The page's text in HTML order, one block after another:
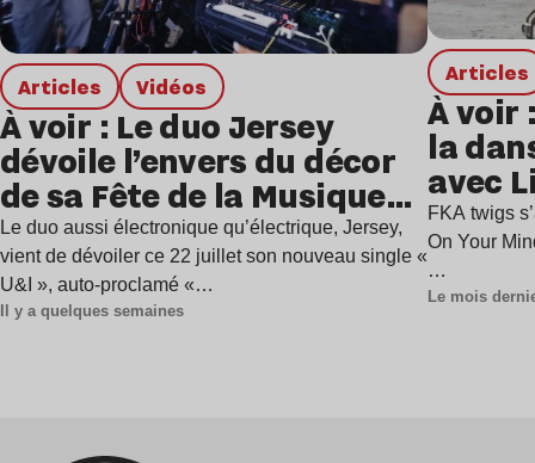
Articles Vidéos
À voir : Le duo Jersey
dévoile l’envers du décor
de sa Fête de la Musique
avec un nouveau clip
Le duo aussi électronique qu’électrique, Jersey,
vient de dévoiler ce 22 juillet son nouveau single «
U&I », auto-proclamé «…
Il y a quelques semaines
Articles
À voir
la
avec
FKA twigs
On Your
…
Le mois